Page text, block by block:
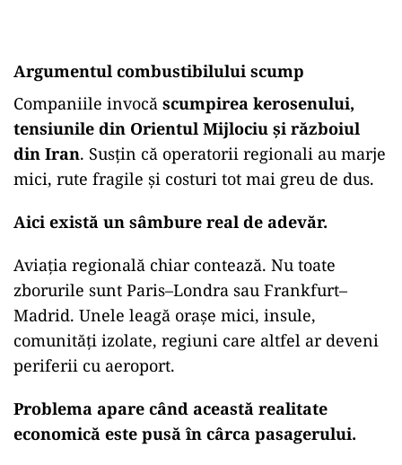
Argumentul combustibilului scump
Companiile invocă scumpirea kerosenului,
tensiunile din Orientul Mijlociu și războiul
din Iran. Susțin că operatorii regionali au marje
mici, rute fragile și costuri tot mai greu de dus.
Aici există un sâmbure real de adevăr.
Aviația regională chiar contează. Nu toate
zborurile sunt Paris–Londra sau Frankfurt–
Madrid. Unele leagă orașe mici, insule,
comunități izolate, regiuni care altfel ar deveni
periferii cu aeroport.
Problema apare când această realitate
economică este pusă în cârca pasagerului.